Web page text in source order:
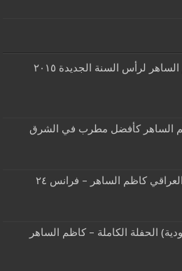
لرأس السنة الجديدة ٢٠١٥
الساهر كأفضل مطرب في الشرق
كاظم الساهر – فرانس ٢٤
الحفلة الكاملة – كاظم الساهر